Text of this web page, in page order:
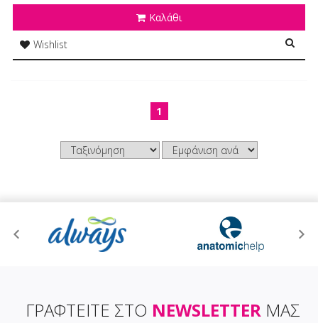
Καλάθι
Wishlist
1
ΓΡΑΦΤΕΙΤΕ ΣΤΟ NEWSLETTERΜΑΣ